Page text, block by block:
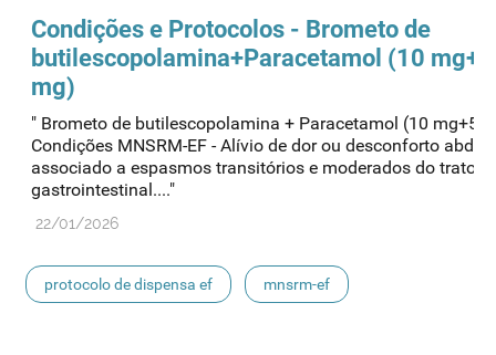
Condições e Protocolos - Brometo de
butilescopolamina+Paracetamol (10
mg)
" Brometo de butilescopolamina + Paracetamol (10
Condições MNSRM-EF - Alívio de dor ou desconforto
associado a espasmos transitórios e moderados do trato
gastrointestinal...."
22/01/2026
protocolo de dispensa ef mnsrm-ef